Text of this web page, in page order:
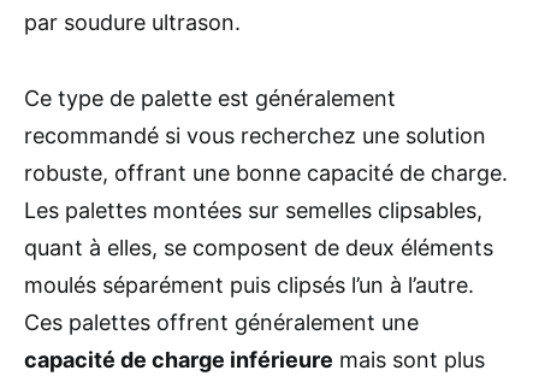
par soudure ultrason.
Ce type de palette est généralement
recommandé si vous recherchez une solution
robuste, offrant une bonne capacité de charge.
Les palettes montées sur semelles clipsables,
quant à elles, se composent de deux éléments
moulés séparément puis clipsés l’un à l’autre.
Ces palettes offrent généralement une
capacité de charge inférieure mais sont plus